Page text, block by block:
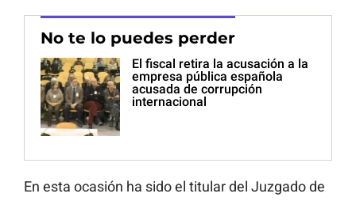
No te lo puedes perder
El fiscal retira la acusación a la
empresa pública española
acusada de corrupción
internacional
En esta ocasión ha sido el titular del Juzgado de